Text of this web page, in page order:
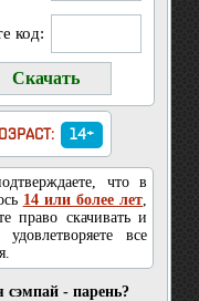
код:
14+
что в
14 или более лет,
право скачивать и
все
сэмпай - парень?